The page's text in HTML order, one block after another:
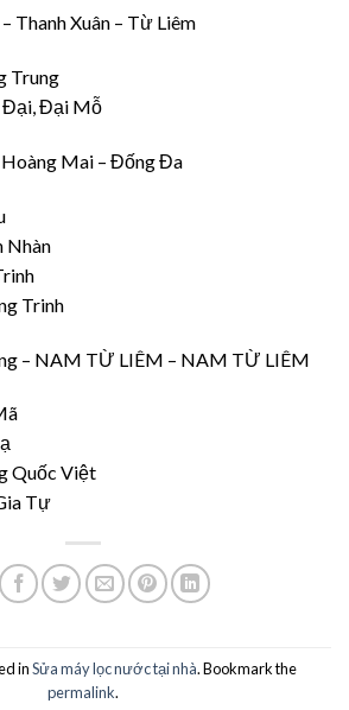
Thanh Xuân – Từ Liêm
Trung
Đại, Đại Mỗ
Mai – Đống Đa
Nhàn
Trinh
– NAM TỪ LIÊM – NAM TỪ LIÊM
Quốc Việt
Tự
inSửa máy lọc nước tại nhà. Bookmark the
permalink.